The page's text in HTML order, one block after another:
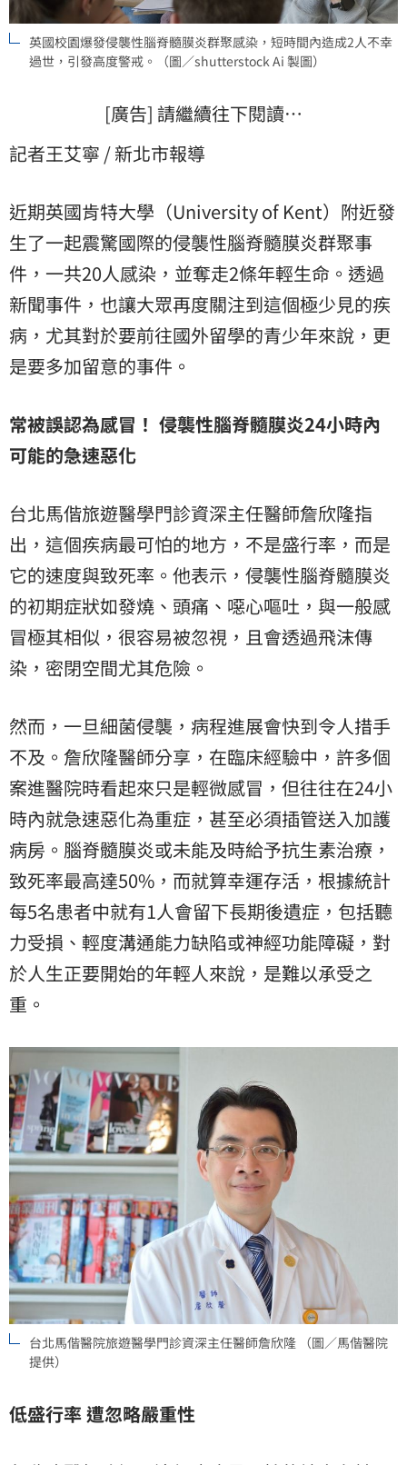
英國校園爆發侵襲性腦脊髓膜炎群聚感染，短時間內造成2人不幸
過世，引發高度警戒。（圖／shutterstock Ai 製圖）
[廣告] 請繼續往下閱讀…
記者王艾寧 / 新北市報導
近期英國肯特大學（University of Kent）附近發
生了一起震驚國際的侵襲性腦脊髓膜炎群聚事
件，一共20人感染，並奪走2條年輕生命。透過
新聞事件，也讓大眾再度關注到這個極少見的疾
病，尤其對於要前往國外留學的青少年來說，更
是要多加留意的事件。
常被誤認為感冒！ 侵襲性腦脊髓膜炎24小時內
可能的急速惡化
台北馬偕旅遊醫學門診資深主任醫師詹欣隆指
出，這個疾病最可怕的地方，不是盛行率，而是
它的速度與致死率。他表示，侵襲性腦脊髓膜炎
的初期症狀如發燒、頭痛、噁心嘔吐，與一般感
冒極其相似，很容易被忽視，且會透過飛沫傳
染，密閉空間尤其危險。
然而，一旦細菌侵襲，病程進展會快到令人措手
不及。詹欣隆醫師分享，在臨床經驗中，許多個
案進醫院時看起來只是輕微感冒，但往往在24小
時內就急速惡化為重症，甚至必須插管送入加護
病房。腦脊髓膜炎或未能及時給予抗生素治療，
致死率最高達50%，而就算幸運存活，根據統計
每5名患者中就有1人會留下長期後遺症，包括聽
力受損、輕度溝通能力缺陷或神經功能障礙，對
於人生正要開始的年輕人來說，是難以承受之
重。
台北馬偕醫院旅遊醫學門診資深主任醫師詹欣隆 （圖／馬偕醫院
提供）
低盛行率 遭忽略嚴重性